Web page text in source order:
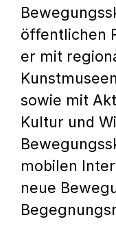
öffentlichen
er mit
sowie mit
Kultur und
mobilen
neue